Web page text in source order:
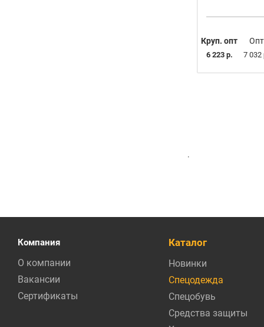
Круп. опт
6 223 р.
Опт
7 032
.
Компания
О компании
Вакансии
Сертификаты
Каталог
Новинки
Спецодежда
Спецобувь
Средства защиты